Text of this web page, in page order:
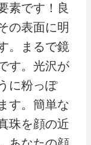
素です！良
の表面に明
。まるで鏡
す。光沢が
に粉っぽ
す。簡単な
珠を顔の近